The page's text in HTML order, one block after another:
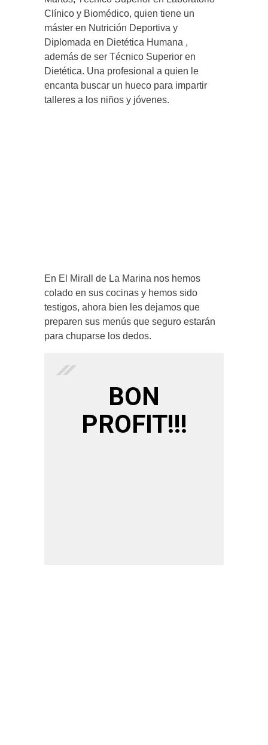
Clínico y Biomédico, quien tiene un
máster en Nutrición Deportiva y
Diplomada en Dietética Humana ,
además de ser Técnico Superior en
Dietética. Una profesional a quien le
encanta buscar un hueco para impartir
talleres a los niños y jóvenes.
En El Mirall de La Marina nos hemos
colado en sus cocinas y hemos sido
testigos, ahora bien les dejamos que
preparen sus menús que seguro estarán
para chuparse los dedos.
BON
PROFIT!!!